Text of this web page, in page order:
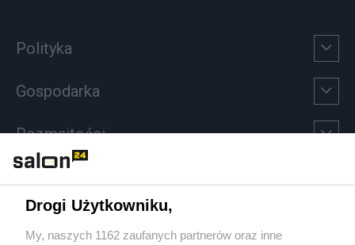
Polityka
Gospodarka
Rozmaitości
Sport
Drogi Użytkowniku,
My, naszych 1162 zaufanych partnerów oraz inne